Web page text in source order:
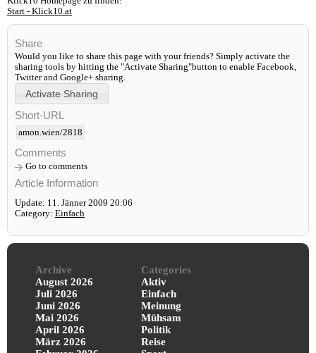
Start - Klick10.at
Share
Would you like to share this page with your friends? Simply activate the
sharing tools by hitting the "Activate Sharing"button to enable Facebook,
Twitter and Google+ sharing.
Short-URL
amon.wien/2818
Comments
Go to comments
Article Information
Update: 11. Jänner 2009 20:06
Category: Einfach
Archive
August 2026
Juli 2026
Juni 2026
Mai 2026
April 2026
März 2026
Categories
Aktiv
Einfach
Meinung
Mühsam
Politik
Reise